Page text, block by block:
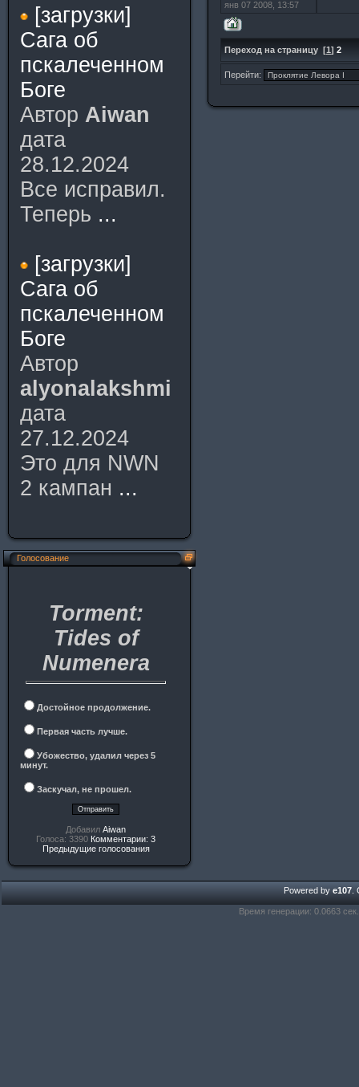
[загрузки]
Сага об
пскалеченном
Боге
Автор Aiwan
дата
28.12.2024
Все исправил.
Теперь ...
[загрузки]
Сага об
пскалеченном
Боге
Автор
alyonalakshmi
дата
27.12.2024
Это для NWN
2 кампан ...
Голосование
Torment:
Tides of
Numenera
Достойное продолжение.
Первая часть лучше.
Убожество, удалил через 5
минут.
Заскучал, не прошел.
Добавил Aiwan
Голоса: 3390 Комментарии: 3
Предыдущие голосования
янв 07 2008, 13:57
Переход на страницу [1] 2
Перейти:
Powered by e107
Время генерации: 0.0663